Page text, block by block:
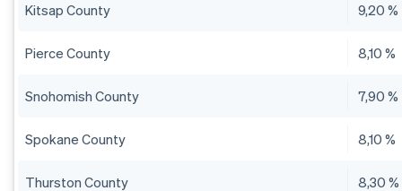
Kitsap County 9,20 %
Pierce County 8,10 %
Snohomish County 7,90 %
Spokane County 8,10 %
Thurston County 8,30 %